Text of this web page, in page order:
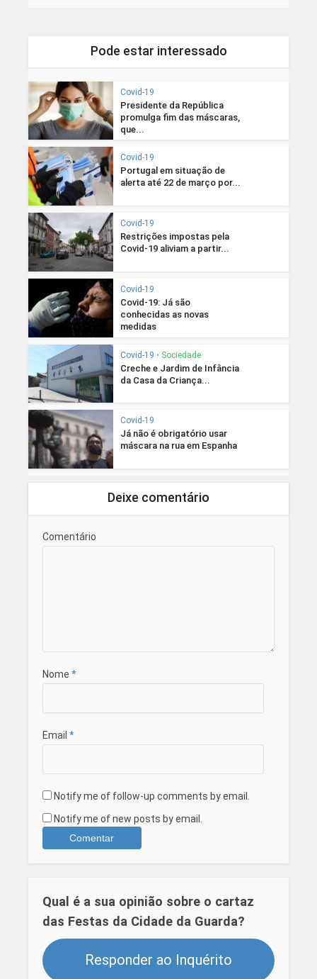
Pode estar interessado
Covid-19
Presidente da República
promulga fim das máscaras,
que...
Covid-19
Portugal em situação de
alerta até 22 de março por...
Covid-19
Restrições impostas pela
Covid-19 aliviam a partir...
Covid-19
Covid-19: Já são
conhecidas as novas
medidas
Covid-19 • Sociedade
Creche e Jardim de Infância
da Casa da Criança...
Covid-19
Já não é obrigatório usar
máscara na rua em Espanha
Deixe comentário
Comentário
Nome *
Email *
Notify me of follow-up comments by email.
Notify me of new posts by email.
Qual é a sua opinião sobre o cartaz
das Festas da Cidade da Guarda?
Responder ao Inquérito